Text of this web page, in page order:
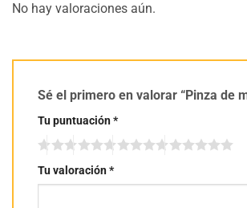
No hay valoraciones aún.
Sé el primero en valorar “Pinza de
Tu puntuación*
Tu valoración*